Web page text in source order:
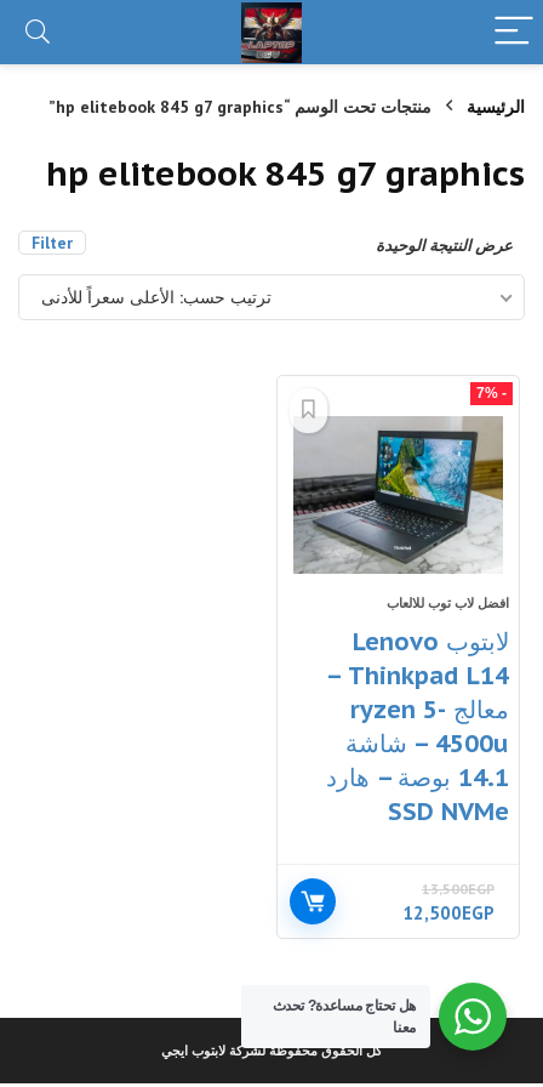
الرئيسية منتجات تحت الوسم “hp elitebook 845 g7 graphics”
hp elitebook 845 g7 graphics
Filter عرض النتيجة الوحيدة
ترتيب حسب: الأعلى سعراً للأدنى
- 7%
افضل لاب توب للالعاب
لابتوب Lenovo
Thinkpad L14 –
معالج ryzen 5-
4500u – شاشة
14.1 بوصة – هارد
SSD NVMe
13,500EGP
السعر
الأصلي
13,500EGP.
12,500EGP
الحالي
كل الحقوق محفوظة لشركة لابتوب ايجي
هل تحتاج مساعدة?تحدث
معنا